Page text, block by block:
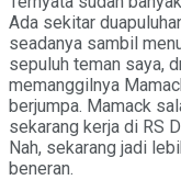
Ada sekitar
seadanya sambil
sepuluh teman saya,
memanggilnya
berjumpa. Mamack
sekarang kerja di RS
Nah, sekarang jadi
beneran.